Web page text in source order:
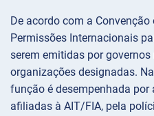
De acordo com a Convenção
Permissões Internacionais
serem emitidas por
organizações designadas.
função é desempenhada
afiliadas à AIT/FIA, pela